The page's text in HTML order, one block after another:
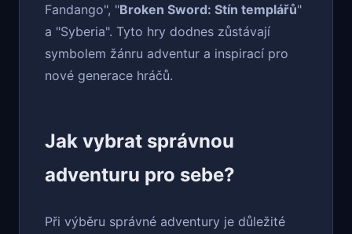
Fandango", "Broken Sword: Stín templářů"
a "Syberia". Tyto hry dodnes zůstávají
symbolem žánru adventur a inspirací pro
nové generace hráčů.
Jak vybrat správnou
adventuru pro sebe?
Při výběru správné adventury je důležité